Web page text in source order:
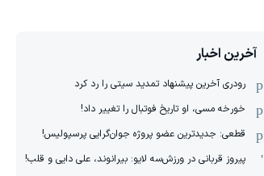
آخرین اخبار
رودری آخرین پیشنهاد تمدید سیتی را رد کرد
خورخه مسی، او تاریخ فوتبال را تغییر داد!
قطعی: جدیدترین عضو پروژه جوان‌گرایی پرسپولیس!
پیروز قربانی در ورزش‌سه لایو: بیرانوند، علی دایی و قلب!